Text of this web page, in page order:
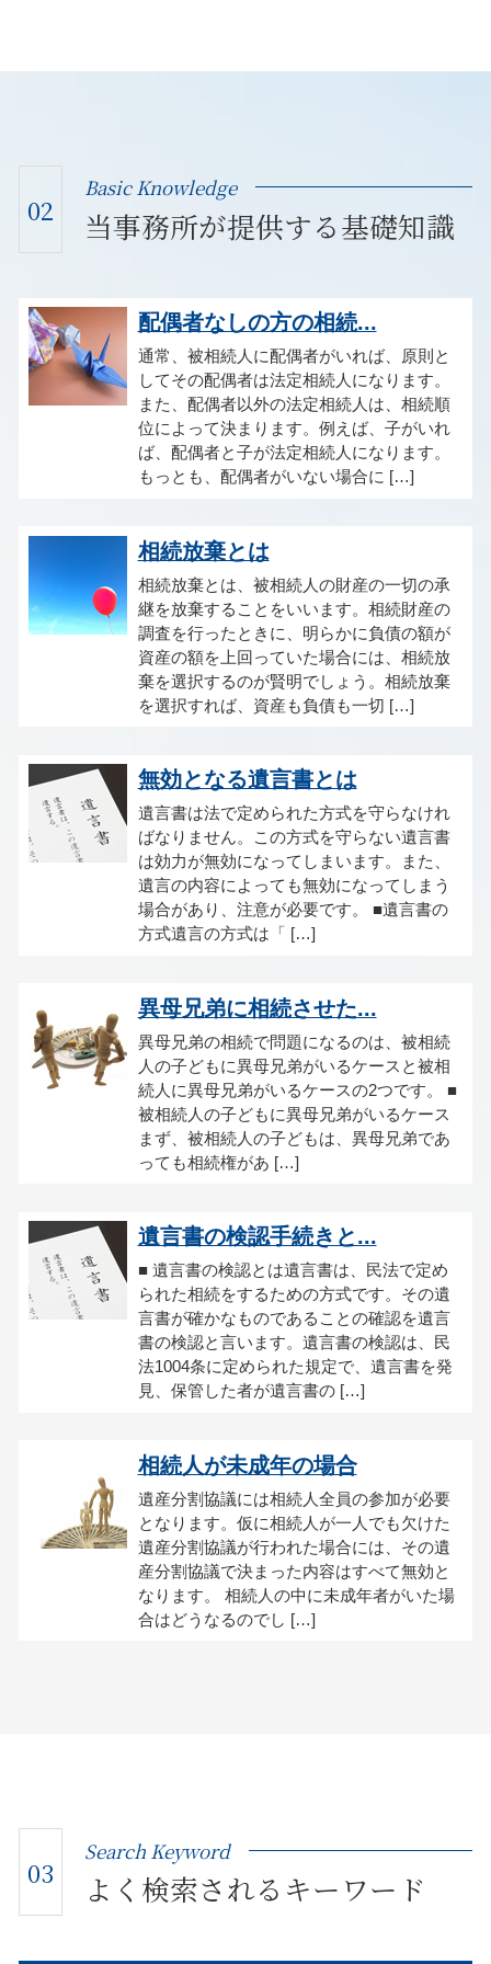
02
Basic Knowledge
当事務所が提供する基礎知識
配偶者なしの方の相続...
通常、被相続人に配偶者がいれば、原則と
してその配偶者は法定相続人になります。
また、配偶者以外の法定相続人は、相続順
位によって決まります。例えば、子がいれ
ば、配偶者と子が法定相続人になります。
もっとも、配偶者がいない場合に […]
相続放棄とは
相続放棄とは、被相続人の財産の一切の承
継を放棄することをいいます。相続財産の
調査を行ったときに、明らかに負債の額が
資産の額を上回っていた場合には、相続放
棄を選択するのが賢明でしょう。相続放棄
を選択すれば、資産も負債も一切 […]
無効となる遺言書とは
遺言書は法で定められた方式を守らなけれ
ばなりません。この方式を守らない遺言書
は効力が無効になってしまいます。また、
遺言の内容によっても無効になってしまう
場合があり、注意が必要です。 ■遺言書の
方式遺言の方式は「 […]
異母兄弟に相続させた...
異母兄弟の相続で問題になるのは、被相続
人の子どもに異母兄弟がいるケースと被相
続人に異母兄弟がいるケースの2つです。 ■
被相続人の子どもに異母兄弟がいるケース
まず、被相続人の子どもは、異母兄弟であ
っても相続権があ […]
遺言書の検認手続きと...
■ 遺言書の検認とは遺言書は、民法で定め
られた相続をするための方式です。その遺
言書が確かなものであることの確認を遺言
書の検認と言います。遺言書の検認は、民
法1004条に定められた規定で、遺言書を発
見、保管した者が遺言書の […]
相続人が未成年の場合
遺産分割協議には相続人全員の参加が必要
となります。仮に相続人が一人でも欠けた
遺産分割協議が行われた場合には、その遺
産分割協議で決まった内容はすべて無効と
なります。 相続人の中に未成年者がいた場
合はどうなるのでし […]
03
Search Keyword
よく検索されるキーワード